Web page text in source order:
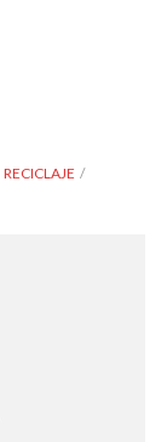
RECICLAJE